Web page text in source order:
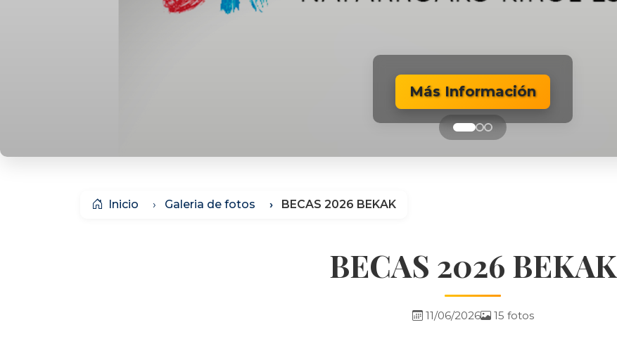
Más Información
Más Información
Más Información
Inicio Galeria de fotos BECAS 2026 BEKAK
BECAS 2026 BEKAK
11/06/2026 15 fotos